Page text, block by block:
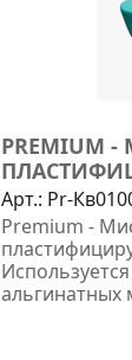
PREMIUM
Арт.: Pr-
Premium -
альгинатных